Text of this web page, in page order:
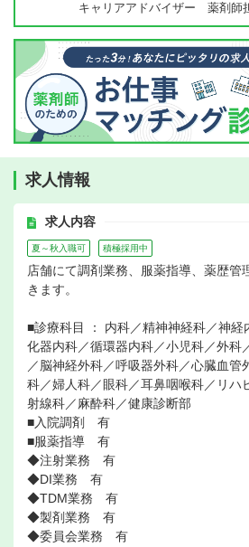
キャリアアドバイザー 薬剤師
求人情報
求人内容
夏～秋入職可 積極採用中
店舗にて調剤業務、服薬指導、薬歴管
きます。
■診療科目 ： 内科／精神神経科／神経
化器内科／循環器内科／小児科／外科
／脳神経外科／呼吸器外科／心臓血管
科／婦人科／眼科／耳鼻咽喉科／リハ
射線科／麻酔科／健康診断部
■入院調剤 有
■服薬指導 有
◆注射業務 有
◆DI業務 有
◆TDM業務 有
◆製剤業務 有
◆委員会業務 有